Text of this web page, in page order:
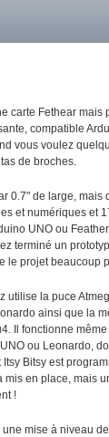
carte Fethear mais
compatible
vous voulez
de broches.
0.7" de large, mais
et numériques et
UNO ou
terminé un
le projet beaucoup
utilise la puce
ainsi que la
Il fonctionne
ou Leonardo,
Bitsy est
en place, mais
!
mise à niveau